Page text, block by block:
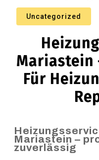
Uncategorized
Mariastein
Für
Mariastein –
zuverlässig